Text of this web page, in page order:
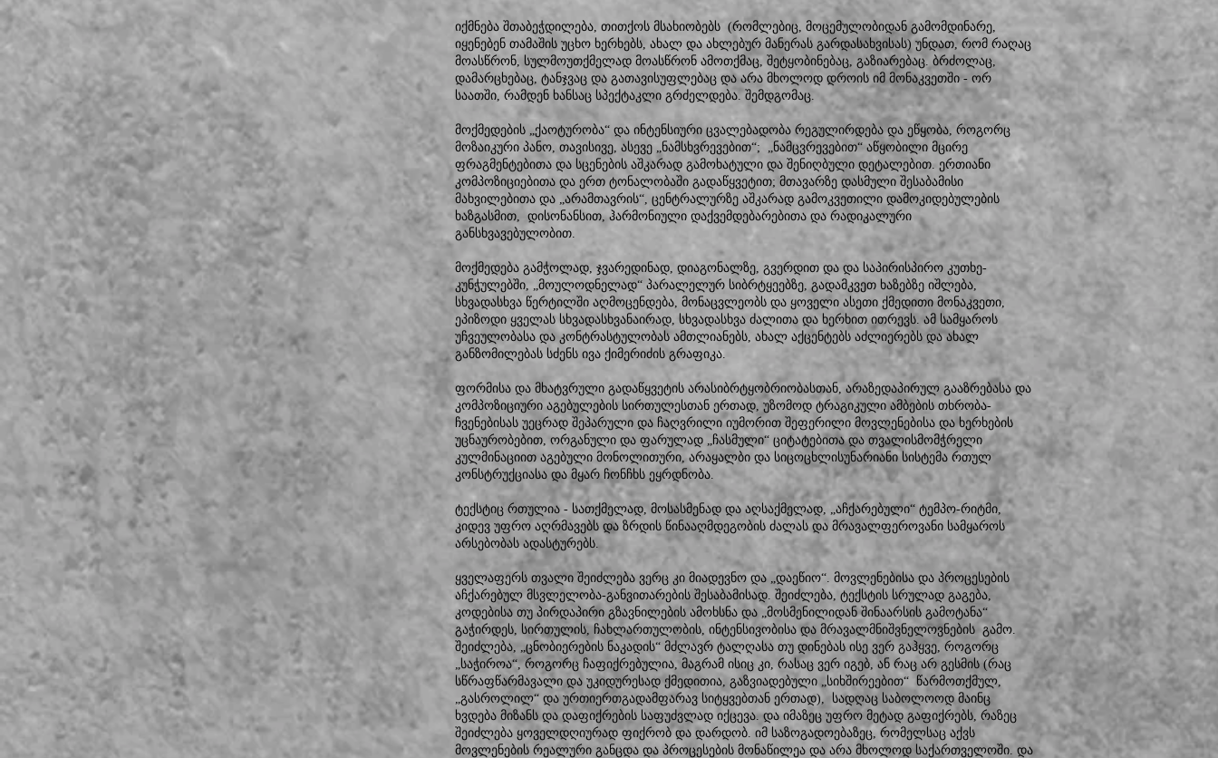
იქმნება შთაბეჭდილება, თითქოს მსახიობებს (რომლებიც, მოცემულობიდან გამომდინარე,
იყენებენ თამაშის უცხო ხერხებს, ახალ და ახლებურ მანერას გარდასახვისას) უნდათ, რომ რაღაც
მოასწრონ, სულმოუთქმელად მოასწრონ ამოთქმაც, შეტყობინებაც, გაზიარებაც. ბრძოლაც,
დამარცხებაც, ტანჯვაც და გათავისუფლებაც და არა მხოლოდ დროის იმ მონაკვეთში - ორ
საათში, რამდენ ხანსაც სპექტაკლი გრძელდება. შემდგომაც.
მოქმედების „ქაოტურობა“ და ინტენსიური ცვალებადობა რეგულირდება და ეწყობა, როგორც
მოზაიკური პანო, თავისივე, ასევე „ნამსხვრევებით“; „ნამცვრევებით“ აწყობილი მცირე
ფრაგმენტებითა და სცენების აშკარად გამოხატული და შენიღბული დეტალებით. ერთიანი
კომპოზიციებითა და ერთ ტონალობაში გადაწყვეტით; მთავარზე დასმული შესაბამისი
მახვილებითა და „არამთავრის“, ცენტრალურზე აშკარად გამოკვეთილი დამოკიდებულების
ხაზგასმით, დისონანსით, ჰარმონიული დაქვემდებარებითა და რადიკალური
განსხვავებულობით.
მოქმედება გამჭოლად, ჯვარედინად, დიაგონალზე, გვერდით და და საპირისპირო კუთხე-
კუნჭულებში, „მოულოდნელად“ პარალელურ სიბრტყეებზე, გადამკვეთ ხაზებზე იშლება,
სხვადასხვა წერტილში აღმოცენდება, მონაცვლეობს და ყოველი ასეთი ქმედითი მონაკვეთი,
ეპიზოდი ყველას სხვადასხვანაირად, სხვადასხვა ძალითა და ხერხით ითრევს. ამ სამყაროს
უჩვეულობასა და კონტრასტულობას ამთლიანებს, ახალ აქცენტებს აძლიერებს და ახალ
განზომილებას სძენს ივა ქიმერიძის გრაფიკა.
ფორმისა და მხატვრული გადაწყვეტის არასიბრტყობრიობასთან, არაზედაპირულ გააზრებასა და
კომპოზიციური აგებულების სირთულესთან ერთად, უზომოდ ტრაგიკული ამბების თხრობა-
ჩვენებისას უეცრად შეპარული და ჩაღვრილი იუმორით შეფერილი მოვლენებისა და ხერხების
უცნაურობებით, ორგანული და ფარულად „ჩასმული“ ციტატებითა და თვალისმომჭრელი
კულმინაციით აგებული მონოლითური, არაყალბი და სიცოცხლისუნარიანი სისტემა რთულ
კონსტრუქციასა და მყარ ჩონჩხს ეყრდნობა.
ტექსტიც რთულია - სათქმელად, მოსასმენად და აღსაქმელად, „აჩქარებული“ ტემპო-რიტმი,
კიდევ უფრო აღრმავებს და ზრდის წინააღმდეგობის ძალას და მრავალფეროვანი სამყაროს
არსებობას ადასტურებს.
ყველაფერს თვალი შეიძლება ვერც კი მიადევნო და „დაეწიო“. მოვლენებისა და პროცესების
აჩქარებულ მსვლელობა-განვითარების შესაბამისად. შეიძლება, ტექსტის სრულად გაგება,
კოდებისა თუ პირდაპირი გზავნილების ამოხსნა და „მოსმენილიდან შინაარსის გამოტანა“
გაჭირდეს, სირთულის, ჩახლართულობის, ინტენსივობისა და მრავალმნიშვნელოვნების გამო.
შეიძლება, „ცნობიერების ნაკადის“ მძლავრ ტალღასა თუ დინებას ისე ვერ გაჰყვე, როგორც
„საჭიროა“, როგორც ჩაფიქრებულია, მაგრამ ისიც კი, რასაც ვერ იგებ, ან რაც არ გესმის (რაც
სწრაფწარმავალი და უკიდურესად ქმედითია, გაზვიადებული „სიხშირეებით“ წარმოთქმულ,
„გასროლილ“ და ურთიერთგადამფარავ სიტყვებთან ერთად), სადღაც საბოლოოდ მაინც
ხვდება მიზანს და დაფიქრების საფუძვლად იქცევა. და იმაზეც უფრო მეტად გაფიქრებს, რაზეც
შეიძლება ყოველდღიურად ფიქრობ და დარდობ. იმ საზოგადოებაზეც, რომელსაც აქვს
მოვლენების რეალური განცდა და პროცესების მონაწილეა და არა მხოლოდ საქართველოში. და